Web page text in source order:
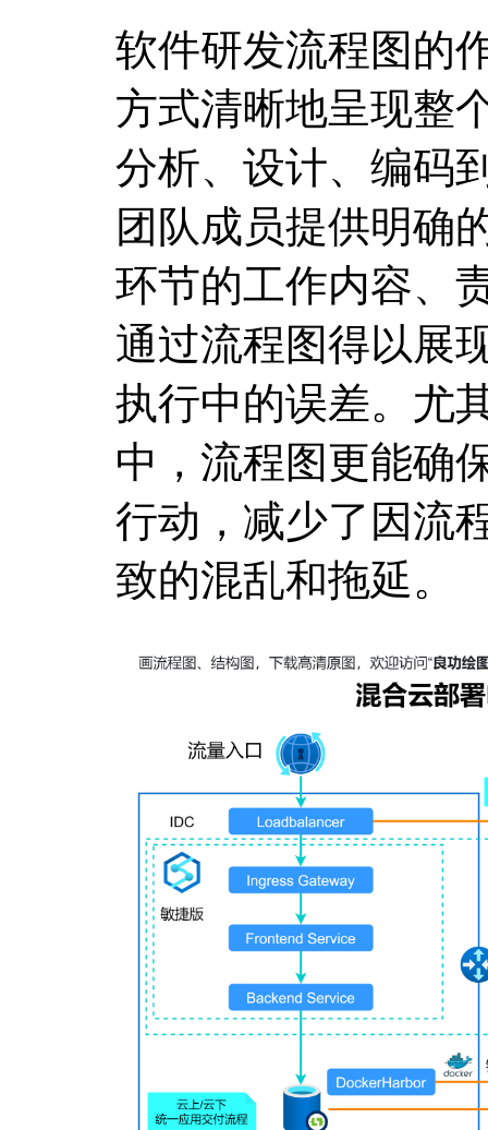
软件研发流程图的
方式清晰地呈现整
分析、设计、编码
团队成员提供明确
环节的工作内容、
通过流程图得以展
执行中的误差。尤
中，流程图更能确
行动，减少了因流
致的混乱和拖延。